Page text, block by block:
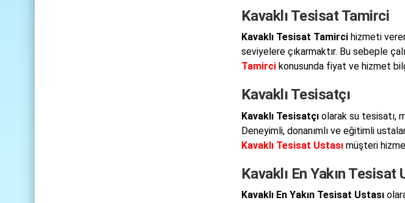
Kavaklı Tesisat Tamirci
Kavaklı Tesisat Tamircihizmeti
seviyelere çıkarmaktır. Bu sebeple
Tamircikonusunda fiyat ve hizmet
Kavaklı Tesisatçı
Kavaklı Tesisatçıolarak su tesisatı,
Deneyimli, donanımlı ve eğitimli
Kavaklı Tesisat Ustası müşteri
Kavaklı En Yakın Tesisat
Kavaklı En Yakın Tesisat Ustası